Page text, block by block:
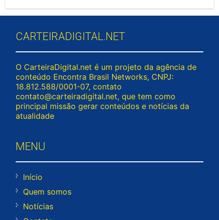
CARTEIRADIGITAL.NET
O CarteiraDigital.net é um projeto da agência de
conteúdo Encontra Brasil Networks, CNPJ:
18.812.588/0001-07, contato
contato@carteiradigital.net, que tem como
principal missão gerar conteúdos e notícias da
atualidade
MENU
Início
Quem somos
Notícias